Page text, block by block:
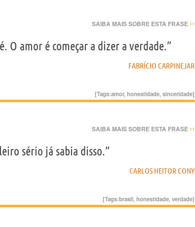
SAIBA MAIS SOBRE ESTA FRASE ››
O amor é começar a dizer a verdade.”
FABRÍCIO CARPINEJAR
[Tags:amor,honestidade,sinceridade]
SAIBA MAIS SOBRE ESTA FRASE ››
sério já sabia disso.”
CARLOS HEITOR CONY
[Tags:brasil,honestidade,verdade]